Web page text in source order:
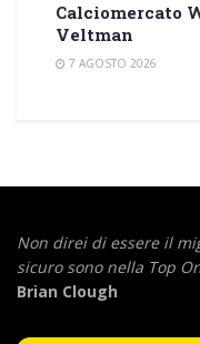
Calciomercato
Veltman
7 AGOSTO 2026
Non direi di essere il
sicuro sono nella Top
Brian Clough